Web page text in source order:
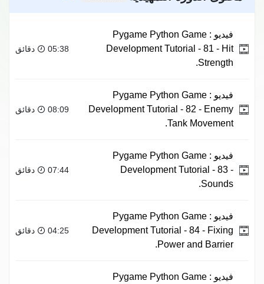
فيديو : Pygame Python Game
Development Tutorial - 81 - Hit
Strength.
05:38 دقائق
فيديو : Pygame Python Game
Development Tutorial - 82 - Enemy
Tank Movement.
08:09 دقائق
فيديو : Pygame Python Game
Development Tutorial - 83 -
Sounds.
07:44 دقائق
فيديو : Pygame Python Game
Development Tutorial - 84 - Fixing
Power and Barrier.
04:25 دقائق
فيديو : Pygame Python Game